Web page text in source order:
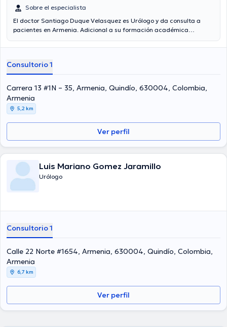
Sobre el especialista
El doctor Santiago Duque Velasquez es Urólogo y da consulta a
pacientes en Armenia. Adicional a su formación académica
especialidad. El médico cuenta con muchos años de experiencia
como miembro de diversas asociaciones médicas. Santiago Duque
Velasquez ha cooperado en diversas conferencias con miras a
tener una formación continua en su temática de especialización y
ha difundido diferentes comunicados. Por último, el médico puede
hablar Español en su consultorio.
Consultorio 1
Carrera 13 #1N – 35, Armenia, Quindío, 630004, Colombia,
Armenia
5,2 km
Ver perfil
Luis Mariano Gomez Jaramillo
Urólogo
Consultorio 1
Calle 22 Norte #1654, Armenia, 630004, Quindío, Colombia,
Armenia
6,7 km
Ver perfil